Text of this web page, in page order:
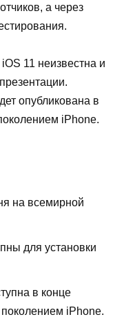
а через
11 неизвестна и
опубликована в
iPhone.
на всемирной
для установки
в конце
iPhone.